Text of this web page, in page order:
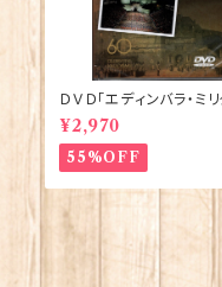
ＤＶＤ「エディンバラ・ミ
タトゥー2010」10068
¥2,970
55%OFF